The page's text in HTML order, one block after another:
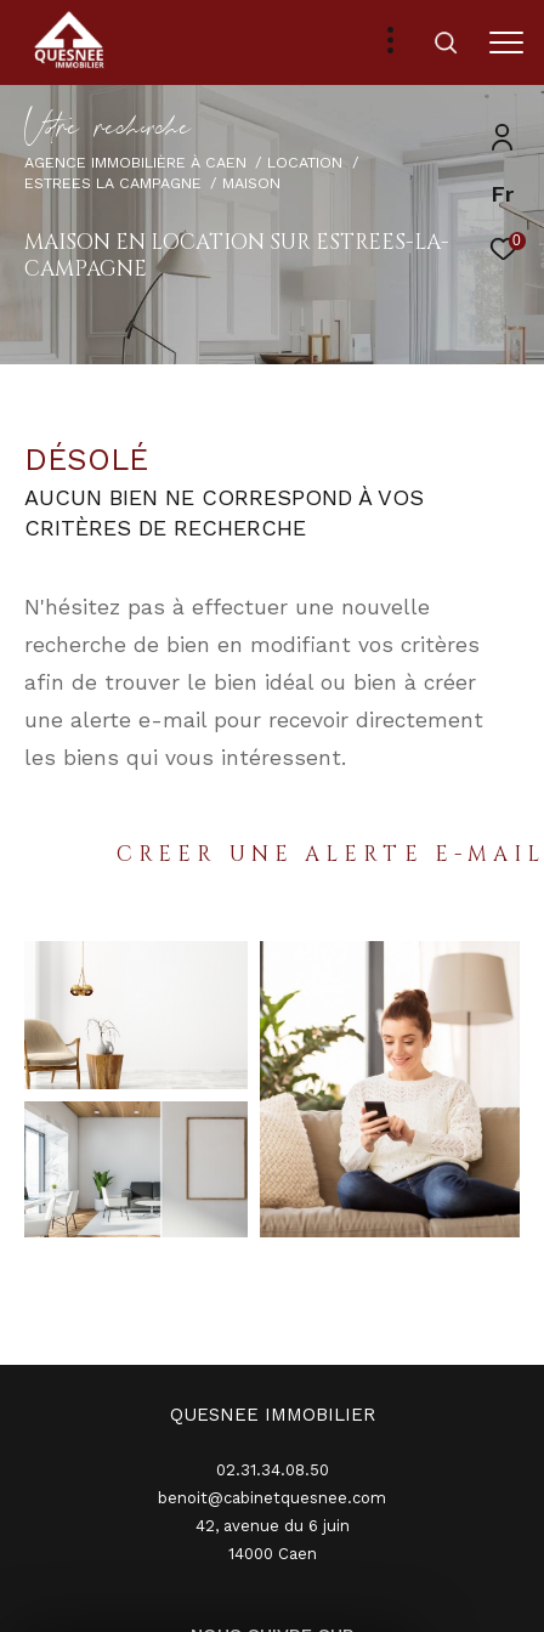
Fr
0
Vore recece
AGENCE IMMOBILIÈRE À CAEN
LOCATION
ESTREES LA CAMPAGNE
MAISON
MAISON EN LOCATION SUR ESTREES-LA-
CAMPAGNE
DÉSOLÉ
AUCUN BIEN NE CORRESPOND À VOS
CRITÈRES DE RECHERCHE
N'hésitez pas à effectuer une nouvelle
recherche de bien en modifiant vos critères
afin de trouver le bien idéal ou bien à créer
une alerte e-mail pour recevoir directement
les biens qui vous intéressent.
CREER UNE ALERTE E-
QUESNEE IMMOBILIER
02.31.34.08.50
benoit@cabinetquesnee.com
42, avenue du 6 juin
14000
caen